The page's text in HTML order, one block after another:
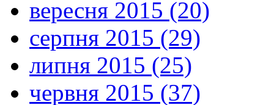
вересня 2015 (20)
серпня 2015 (29)
липня 2015 (25)
червня 2015 (37)